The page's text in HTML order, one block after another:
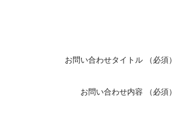
お問い合わせタイトル （必須）
お問い合わせ内容 （必須）